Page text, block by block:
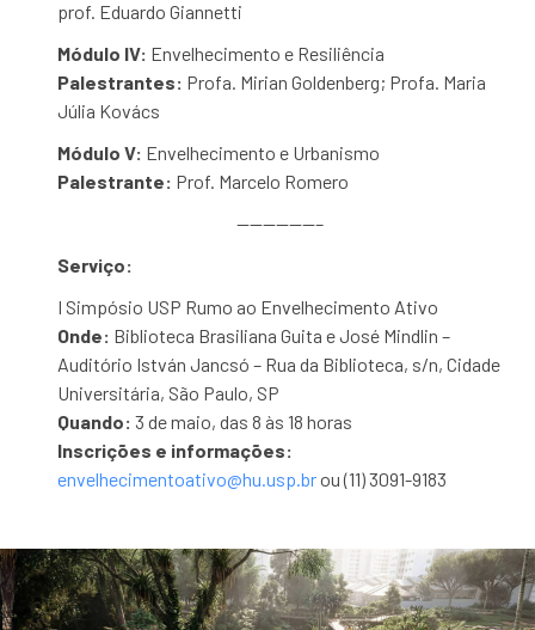
prof. Eduardo Giannetti
Módulo IV: Envelhecimento e Resiliência
Palestrantes: Profa. Mirian Goldenberg; Profa. Maria
Júlia Kovács
Módulo V: Envelhecimento e Urbanismo
Palestrante: Prof. Marcelo Romero
——————–
Serviço:
I Simpósio USP Rumo ao Envelhecimento Ativo
Onde: Biblioteca Brasiliana Guita e José Mindlin –
Auditório István Jancsó – Rua da Biblioteca, s/n, Cidade
Universitária, São Paulo, SP
Quando: 3 de maio, das 8 às 18 horas
Inscrições e informações:
envelhecimentoativo@hu.usp.brou (11) 3091-9183